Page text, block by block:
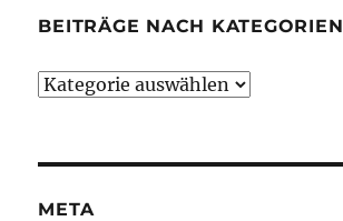
BEITRÄGE NACH KATEGORIEN
Beiträge
META